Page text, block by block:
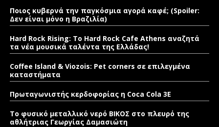
Ποιος κυβερνά την παγκόσμια αγορά καφέ; (Spoiler:
Δεν είναι μόνο η Βραζιλία)
Hard Rock Rising: Το Hard Rock Cafe Athens αναζητά
τα νέα μουσικά ταλέντα της Ελλάδας!
Coffee Island & Viozois: Pet corners σε επιλεγμένα
καταστήματα
Πρωταγωνιστής κερδοφορίας η Coca Cola 3E
Το φυσικό μεταλλικό νερό ΒΙΚΟΣ στο πλευρό της
αθλήτριας Γεωργίας Δαμασιώτη